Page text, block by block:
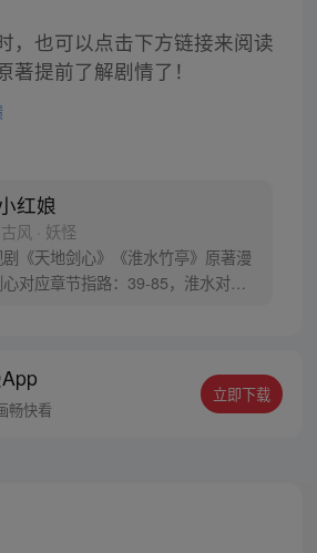
，也可以点击下方链接来阅读
著提前了解剧情了！
红娘
风 · 妖怪
剧《天地剑心》《淮水竹亭》原著漫
对应章节指路：39-85，淮水对应
畅快看
立即下载